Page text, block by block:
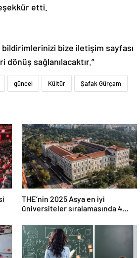
etti.
bize iletişim sayfası
sağlanılacaktır.”
güncel Kültür Şafak Gürçam
THE’nin 2025 Asya en iyi
üniversiteler sıralamasında 4